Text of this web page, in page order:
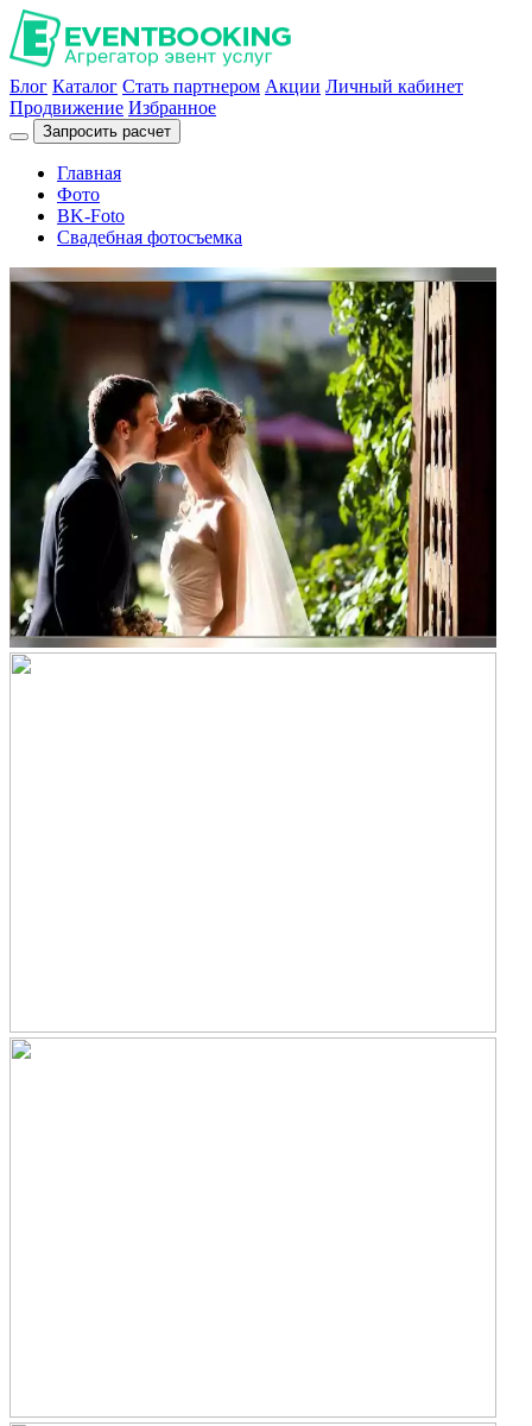
Блог Каталог Стать партнером Акции Личный кабинет
Продвижение Избранное
Запросить расчет
Главная
Фото
BK-Foto
Свадебная фотосъемка